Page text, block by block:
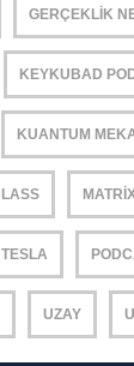
GERÇEKLIK
KEYKUBAD
KUANTUM
UZAY